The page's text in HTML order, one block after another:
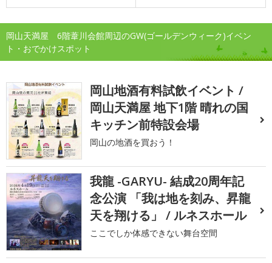
岡山天満屋 6階葦川会館周辺のGW(ゴールデンウィーク)イベン
ト・おでかけスポット
岡山地酒有料試飲イベント /
岡山天満屋 地下1階 晴れの国
キッチン前特設会場
岡山の地酒を買おう！
我龍 -GARYU- 結成20周年記
念公演 「我は地を刻み、昇龍
天を翔ける」 / ルネスホール
ここでしか体感できない舞台空間